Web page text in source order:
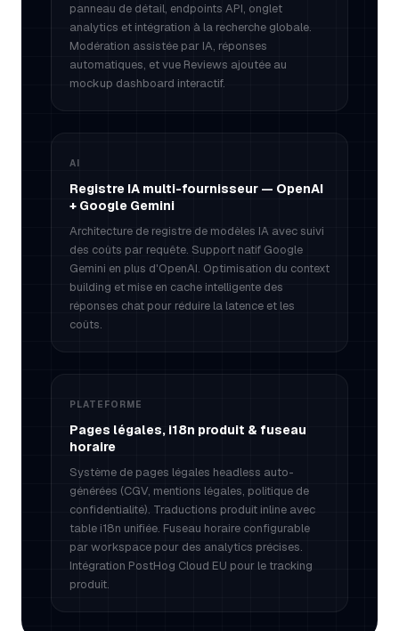
panneau de détail, endpoints API, onglet
analytics et intégration à la recherche globale.
Modération assistée par IA, réponses
automatiques, et vue Reviews ajoutée au
mockup dashboard interactif.
AI
Registre IA multi-fournisseur — OpenAI
+ Google Gemini
Architecture de registre de modèles IA avec suivi
des coûts par requête. Support natif Google
Gemini en plus d'OpenAI. Optimisation du context
building et mise en cache intelligente des
réponses chat pour réduire la latence et les
coûts.
PLATEFORME
Pages légales, i18n produit & fuseau
horaire
Système de pages légales headless auto-
générées (CGV, mentions légales, politique de
confidentialité). Traductions produit inline avec
table i18n unifiée. Fuseau horaire configurable
par workspace pour des analytics précises.
Intégration PostHog Cloud EU pour le tracking
produit.